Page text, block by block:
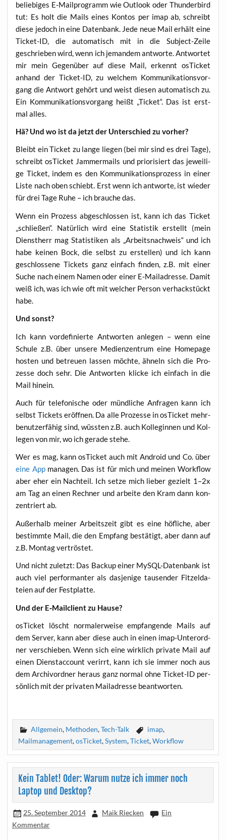
belie­bi­ges E‑Mailprogramm wie Out­look oder Thun­der­bird
tut: Es holt die Mails eines Kon­tos per imap ab, schreibt
die­se jedoch in eine Daten­bank. Jede neue Mail erhält eine
Ticket-ID, die auto­ma­tisch mit in die Sub­ject-Zei­le
geschrie­ben wird, wenn ich jeman­dem ant­wor­te. Ant­wor­tet
mir mein Gegen­über auf die­se Mail, erkennt osTi­cket
anhand der Ticket-ID, zu wel­chem Kom­mu­ni­ka­ti­ons­vor­
gang die Ant­wort gehört und weist die­sen auto­ma­tisch zu.
Ein Kom­mu­ni­ka­ti­ons­vor­gang heißt „Ticket“. Das ist erst­
mal alles.
Hä? Und wo ist da jetzt der Unter­schied zu vorher?
Bleibt ein Ticket zu lan­ge lie­gen (bei mir sind es drei Tage),
schreibt osTi­cket Jam­mer­mails und prio­ri­siert das jewei­li­
ge Ticket, indem es den Kom­mu­ni­ka­ti­ons­pro­zess in einer
Lis­te nach oben schiebt. Erst wenn ich ant­wor­te, ist wie­der
für drei Tage Ruhe – ich brau­che das.
Wenn ein Pro­zess abge­schlos­sen ist, kann ich das Ticket
„schlie­ßen“. Natür­lich wird eine Sta­tis­tik erstellt (mein
Dienst­herr mag Sta­tis­ti­ken als „Arbeits­nach­weis“ und ich
habe kei­nen Bock, die selbst zu erstel­len) und ich kann
geschlos­se­ne Tickets ganz ein­fach fin­den, z.B. mit einer
Suche nach einem Namen oder einer E‑Mailadresse. Damit
weiß ich, was ich wie oft mit wel­cher Per­son ver­hack­stückt
habe.
Und sonst?
Ich kann vor­de­fi­nier­te Ant­wor­ten anle­gen – wenn eine
Schu­le z.B. über unse­re Medi­en­zen­trum eine Home­page
hos­ten und betreu­en las­sen möch­te, ähneln sich die Pro­
zes­se doch sehr. Die Ant­wor­ten kli­cke ich ein­fach in die
Mail hinein.
Auch für tele­fo­ni­sche oder münd­li­che Anfra­gen kann ich
selbst Tickets eröff­nen. Da alle Pro­zes­se in osTi­cket mehr­
be­nut­zer­fä­hig sind, wüss­ten z.B. auch Kol­le­gin­nen und Kol­
le­gen von mir, wo ich gera­de stehe.
Wer es mag, kann osTi­cket auch mit Android und Co. über
eine Appmana­gen. Das ist für mich und mei­nen Work­flow
aber eher ein Nach­teil. Ich set­ze mich lie­ber gezielt 1–2x
am Tag an einen Rech­ner und arbei­te den Kram dann kon­
zen­triert ab.
Außer­halb mei­ner Arbeits­zeit gibt es eine höf­li­che, aber
bestimm­te Mail, die den Emp­fang bestä­tigt, aber dann auf
z.B. Mon­tag vertröstet.
Und nicht zuletzt: Das Back­up einer MyS­QL-Daten­bank ist
auch viel per­for­man­ter als das­je­ni­ge tau­sen­der Fit­zel­da­
tei­en auf der Festplatte.
Und der E‑Mailclient zu Hause?
osTi­cket löscht nor­ma­ler­wei­se emp­fan­gen­de Mails auf
dem Ser­ver, kann aber die­se auch in einen imap-Unter­ord­
ner ver­schie­ben. Wenn sich eine wirk­lich pri­va­te Mail auf
einen Dienstac­count ver­irrt, kann ich sie immer noch aus
dem Archiv­ord­ner her­aus ganz nor­mal ohne Ticket-ID per­
sön­lich mit der pri­va­ten Mail­adres­se beantworten.
Allgemein, Methoden,Tech-Talk imap,
Mailmanagement,osTicket,System,Ticket,Workflow
Kein Tablet! Oder: Warum nutze ich immer noch
Laptop und Desktop?
25. September 2014 Maik Riecken
Ein
Kommentar